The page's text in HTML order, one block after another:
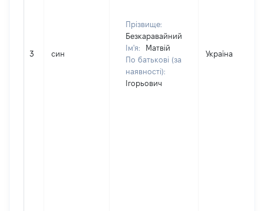
3 син
Прізвище:
Безкаравайний
Ім'я:
Матвій
По батькові (за
наявності):
Ігорьович
Україна